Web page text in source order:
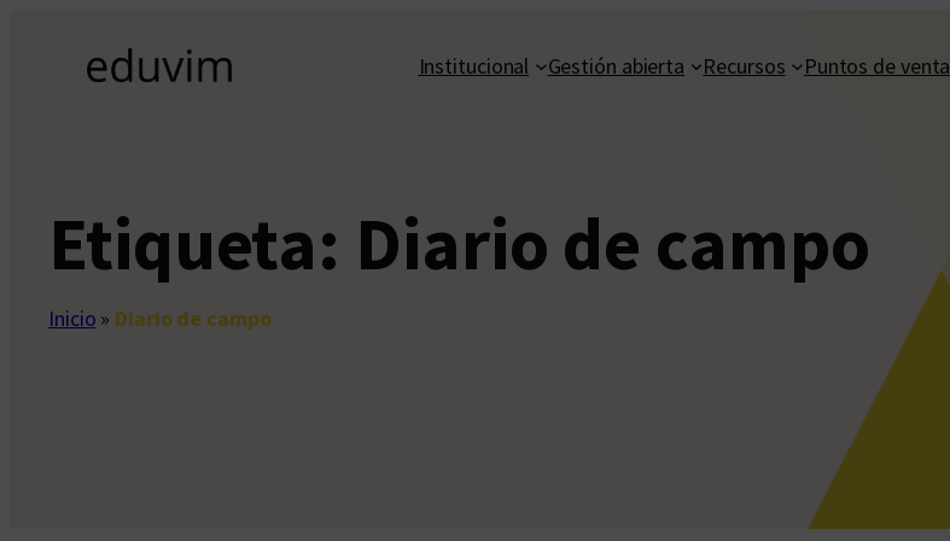
contenido
Institucional Gestión abierta Recursos Puntos de venta
Etiqueta: Diario de campo
Inicio » Diario de campo